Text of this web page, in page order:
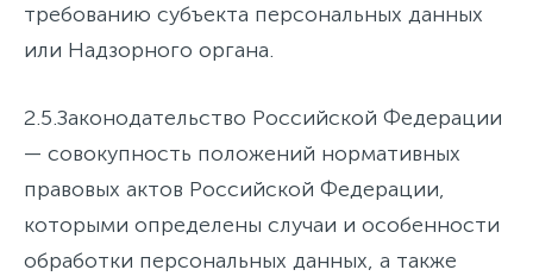
требованию субъекта персональных данных
или Надзорного органа.
2.5.Законодательство Российской Федерации
— совокупность положений нормативных
правовых актов Российской Федерации,
которыми определены случаи и особенности
обработки персональных данных, а также